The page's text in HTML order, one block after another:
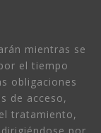
mientras se
el tiempo
obligaciones
de acceso,
tratamiento,